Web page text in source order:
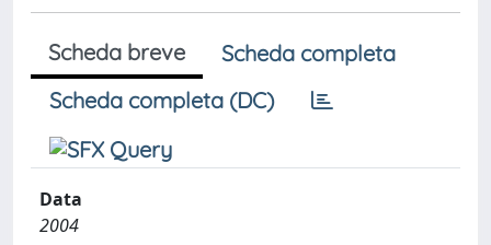
Scheda breve
Scheda completa
Scheda completa (DC)
Data
2004